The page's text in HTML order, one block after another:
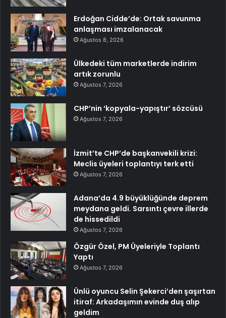
Erdoğan Cidde’de: Ortak savunma
anlaşması imzalanacak
Ağustos 8, 2026
Ülkedeki tüm marketlerde indirim
artık zorunlu
Ağustos 7, 2026
CHP’nin ‘kopyala-yapıştır’ sözcüsü
Ağustos 7, 2026
İzmit’te CHP’de başkanvekili krizi:
Meclis üyeleri toplantıyı terk etti
Ağustos 7, 2026
Adana’da 4.9 büyüklüğünde deprem
meydana geldi. Sarsıntı çevre illerde
de hissedildi
Ağustos 7, 2026
Özgür Özel, PM Üyeleriyle Toplantı
Yaptı
Ağustos 7, 2026
Ünlü oyuncu Selin Şekerci’den şaşırtan
itiraf: Arkadaşımın evinde duş alıp
geldim